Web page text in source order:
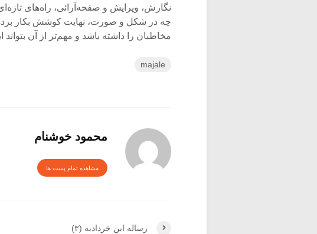
نگارش، ویرایش و صفحه‌آرائی، راه‌های
چه در شکل و صورت، نهایت کوشش بکار
مخاطبان را داشته باشد و مهم‌تر از آن بتواند
majale
محمود خوشنام
مشاهده تمام پست ها
رساله ابن خردادبه (۳)